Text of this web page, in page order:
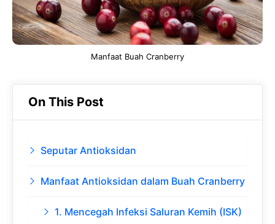
Manfaat Buah Cranberry
On This Post
Seputar Antioksidan
Manfaat Antioksidan dalam Buah Cranberry
1. Mencegah Infeksi Saluran Kemih (ISK)